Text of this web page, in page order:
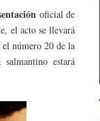
oficial de
el acto se llevará
el número 20 de la
estará